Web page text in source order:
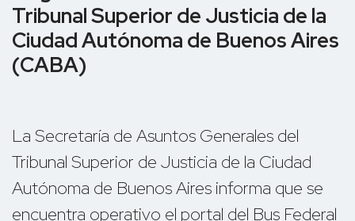
Tribunal Superior de Justicia de la
Ciudad Autónoma de Buenos Aires
(CABA)
La Secretaría de Asuntos Generales del
Tribunal Superior de Justicia de la Ciudad
Autónoma de Buenos Aires informa que se
encuentra operativo el portal del Bus Federal